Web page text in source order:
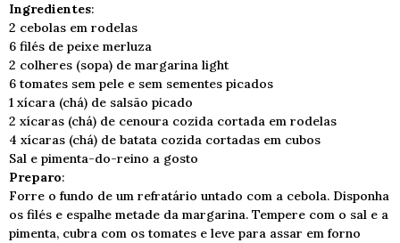
Ingredientes:
2 cebolas em rodelas
6 filés de peixe merluza
2 colheres (sopa) de margarina light
6 tomates sem pele e sem sementes picados
1 xícara (chá) de salsão picado
2 xícaras (chá) de cenoura cozida cortada em rodelas
4 xícaras (chá) de batata cozida cortadas em cubos
Sal e pimenta-do-reino a gosto
Preparo:
Forre o fundo de um refratário untado com a cebola. Disponha
os filés e espalhe metade da margarina. Tempere com o sal e a
pimenta, cubra com os tomates e leve para assar em forno